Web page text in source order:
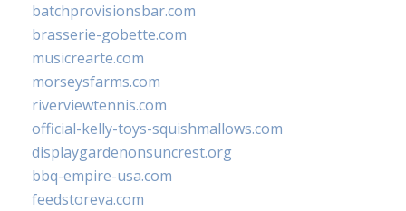
batchprovisionsbar.com
brasserie-gobette.com
musicrearte.com
morseysfarms.com
riverviewtennis.com
official-kelly-toys-squishmallows.com
displaygardenonsuncrest.org
bbq-empire-usa.com
feedstoreva.com